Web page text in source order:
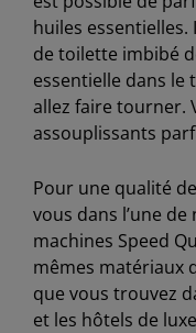
huiles
de toilette imbibé
essentielle dans le
allez faire tourner.
assouplissants
Pour une qualité
vous dans l’une
machines Speed
mêmes matériaux
que vous trouvez
et les hôtels de